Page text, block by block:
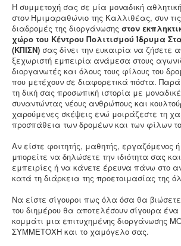
Η συμμετοχή σας σε μία μοναδική
στον Ημιμαραθώνιο της Καλλιθέας, συν
διαδρομές της διοργάνωσης στον
χώρο του Κέντρου Πολιτισμού Ίδρυμα
(KΠΙΣΝ) σας δίνει την ευκαιρία να ζήσετε
ξεχωριστή εμπειρία ανάμεσα στους
διοργανωτές και όλους τους φίλους του
που μετέχουν σε διαφορετικά πόστα.
τη δική σας προσωπική ιστορία με
συναντώντας νέους ανθρώπους και
χαρούμενες σκέψεις ενώ μοιράζεστε τη
προσπάθεια των δρομέων και των φίλων
Αν είστε φοιτητής, μαθητής, εργαζόμενος ή
μπορείτε να δηλώσετε την ιδιότητα σας
εμπειρίες ή να κάνετε έρευνα πάνω στο
κατά τη διάρκεια της προετοιμασίας της
Να είστε σίγουροι πως όλα όσα θα
του διημέρου θα αποτελέσουν σίγουρα
κομμάτι μια επιτυχημένης διοργάνωσης
ΣΥΜΜΕΤΟΧΗ και το χαμόγελο σας.